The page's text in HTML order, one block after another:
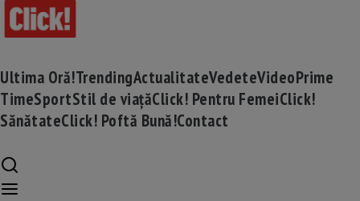
Ultima Oră!TrendingActualitateVedeteVideoPrime
TimeSportStil de viațăClick! Pentru FemeiClick!
SănătateClick! Poftă Bună!Contact